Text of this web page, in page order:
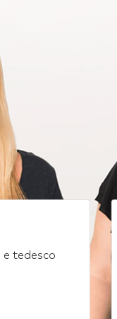
e tedesco